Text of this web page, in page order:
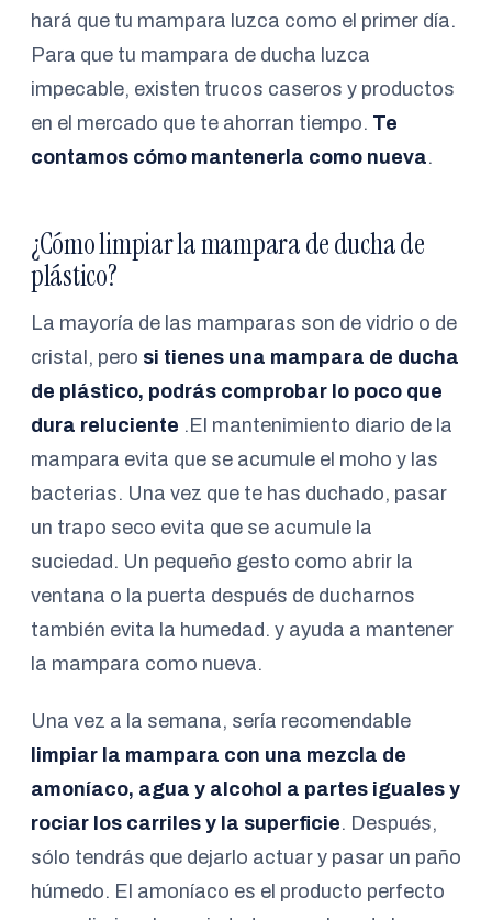
hará que tu mampara luzca como el primer día.
Para que tu mampara de ducha luzca
impecable, existen trucos caseros y productos
en el mercado que te ahorran tiempo. Te
contamos cómo mantenerla como nueva.
¿Cómo limpiar la mampara de ducha de
plástico?
La mayoría de las mamparas son de vidrio o de
cristal, pero si tienes una mampara de ducha
de plástico, podrás comprobar lo poco que
dura reluciente .El mantenimiento diario de la
mampara evita que se acumule el moho y las
bacterias. Una vez que te has duchado, pasar
un trapo seco evita que se acumule la
suciedad. Un pequeño gesto como abrir la
ventana o la puerta después de ducharnos
también evita la humedad. y ayuda a mantener
la mampara como nueva.
Una vez a la semana, sería recomendable
limpiar la mampara con una mezcla de
amoníaco, agua y alcohol a partes iguales y
rociar los carriles y la superficie. Después,
sólo tendrás que dejarlo actuar y pasar un paño
húmedo. El amoníaco es el producto perfecto